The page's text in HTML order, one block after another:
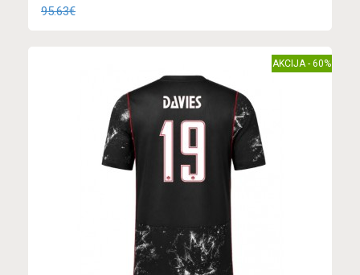
95.63€
AKCIJA - 60%